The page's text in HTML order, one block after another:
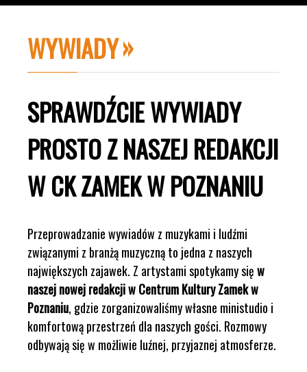
WYWIADY
SPRAWDŹCIE WYWIADY
PROSTO Z NASZEJ REDAKCJI
W CK ZAMEK W POZNANIU
Przeprowadzanie wywiadów z muzykami i ludźmi
związanymi z branżą muzyczną to jedna z naszych
największych zajawek. Z artystami spotykamy sięw
naszej nowej redakcji w Centrum Kultury Zamek w
Poznaniu, gdzie zorganizowaliśmy własne ministudio i
komfortową przestrzeń dla naszych gości. Rozmowy
odbywają się w możliwie luźnej, przyjaznej atmosferze.